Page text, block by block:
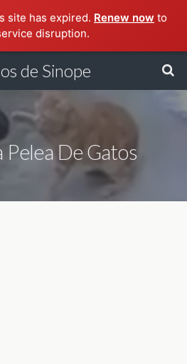
site has expired. Renew now to
disruption.
de Sinope
Pelea De Gatos